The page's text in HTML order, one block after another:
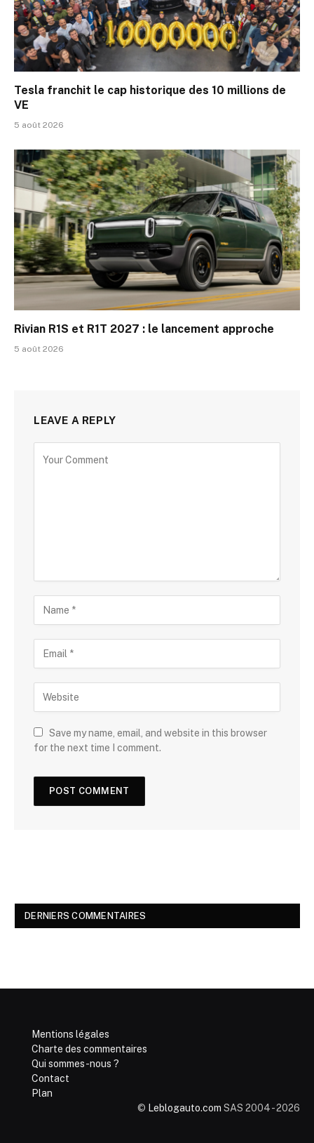
Tesla franchit le cap historique des 10 millions de
VE
5 août 2026
Rivian R1S et R1T 2027 : le lancement approche
5 août 2026
LEAVE A REPLY
Save my name, email, and website in this browser
for the next time I comment.
DERNIERS COMMENTAIRES
Mentions légales
Charte des commentaires
Qui sommes-nous ?
Contact
Plan
© Leblogauto.com SAS 2004 - 2026